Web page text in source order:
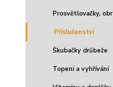
Prosvětlovačky,
Příslušenství
Škubačky drůbeže
Topení a vyhřívání